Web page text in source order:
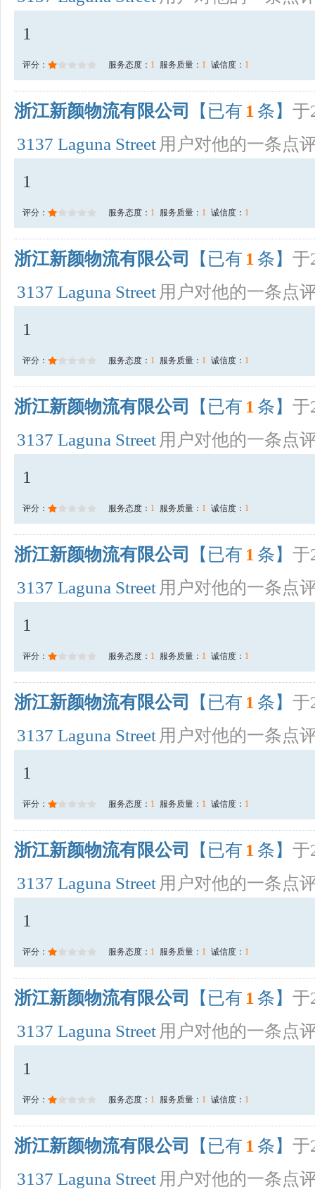
1
评分： 服务态度： 1 服务质量： 1 诚信度： 1
浙江新颜物流有限公司 【已有 1 条】 于
3137 Laguna Street 用户对他的一条点
1
评分： 服务态度： 1 服务质量： 1 诚信度： 1
浙江新颜物流有限公司 【已有 1 条】 于
3137 Laguna Street 用户对他的一条点
1
评分： 服务态度： 1 服务质量： 1 诚信度： 1
浙江新颜物流有限公司 【已有 1 条】 于
3137 Laguna Street 用户对他的一条点
1
评分： 服务态度： 1 服务质量： 1 诚信度： 1
浙江新颜物流有限公司 【已有 1 条】 于
3137 Laguna Street 用户对他的一条点
1
评分： 服务态度： 1 服务质量： 1 诚信度： 1
浙江新颜物流有限公司 【已有 1 条】 于
3137 Laguna Street 用户对他的一条点
1
评分： 服务态度： 1 服务质量： 1 诚信度： 1
浙江新颜物流有限公司 【已有 1 条】 于
3137 Laguna Street 用户对他的一条点
1
评分： 服务态度： 1 服务质量： 1 诚信度： 1
浙江新颜物流有限公司 【已有 1 条】 于
3137 Laguna Street 用户对他的一条点
1
评分： 服务态度： 1 服务质量： 1 诚信度： 1
浙江新颜物流有限公司 【已有 1 条】 于
3137 Laguna Street 用户对他的一条点